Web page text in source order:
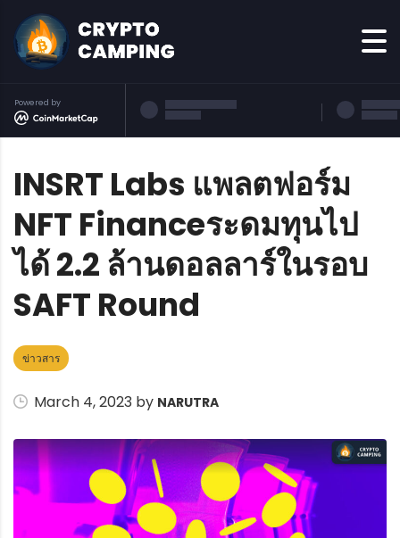
Powered by
INSRT Labs แพลตฟอร์ม
NFT Financeระดมทุนไป
ได้ 2.2 ล้านดอลลาร์ในรอบ
SAFT Round
ข่าวสาร
March 4, 2023 by NARUTRA